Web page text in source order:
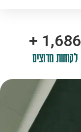
2,100
+
לקוחות מרוצים